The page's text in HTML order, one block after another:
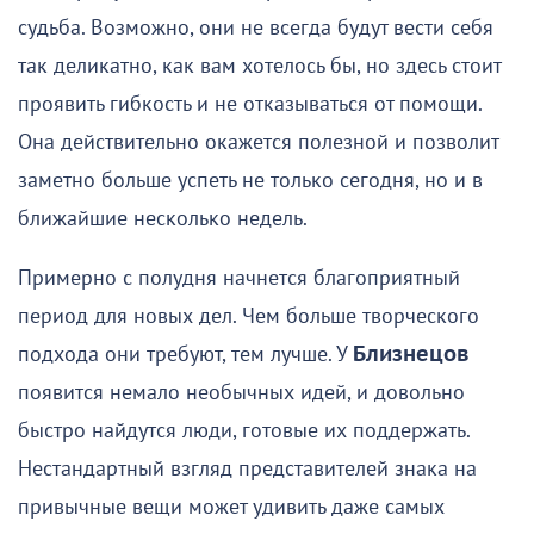
судьба. Возможно, они не всегда будут вести себя
так деликатно, как вам хотелось бы, но здесь стоит
проявить гибкость и не отказываться от помощи.
Она действительно окажется полезной и позволит
заметно больше успеть не только сегодня, но и в
ближайшие несколько недель.
Примерно с полудня начнется благоприятный
период для новых дел. Чем больше творческого
подхода они требуют, тем лучше. У Близнецов
появится немало необычных идей, и довольно
быстро найдутся люди, готовые их поддержать.
Нестандартный взгляд представителей знака на
привычные вещи может удивить даже самых